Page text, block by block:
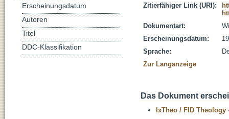
Zitierfähiger Link (URI):
Dokumentart:
Erscheinungsdatum:
Sprache:
Zur Langanzeige
Das Dokument
IxTheo / FID Theology
Erscheinungsdatum
Autoren
Titel
DDC-Klassifikation